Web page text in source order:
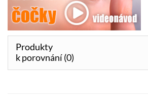
Produkty
k porovnání (0)